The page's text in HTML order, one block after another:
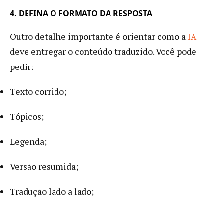
4. DEFINA O FORMATO DA RESPOSTA
Outro detalhe importante é orientar como aIA
deve entregar o conteúdo traduzido. Você pode
pedir:
Texto corrido;
Tópicos;
Legenda;
Versão resumida;
Tradução lado a lado;